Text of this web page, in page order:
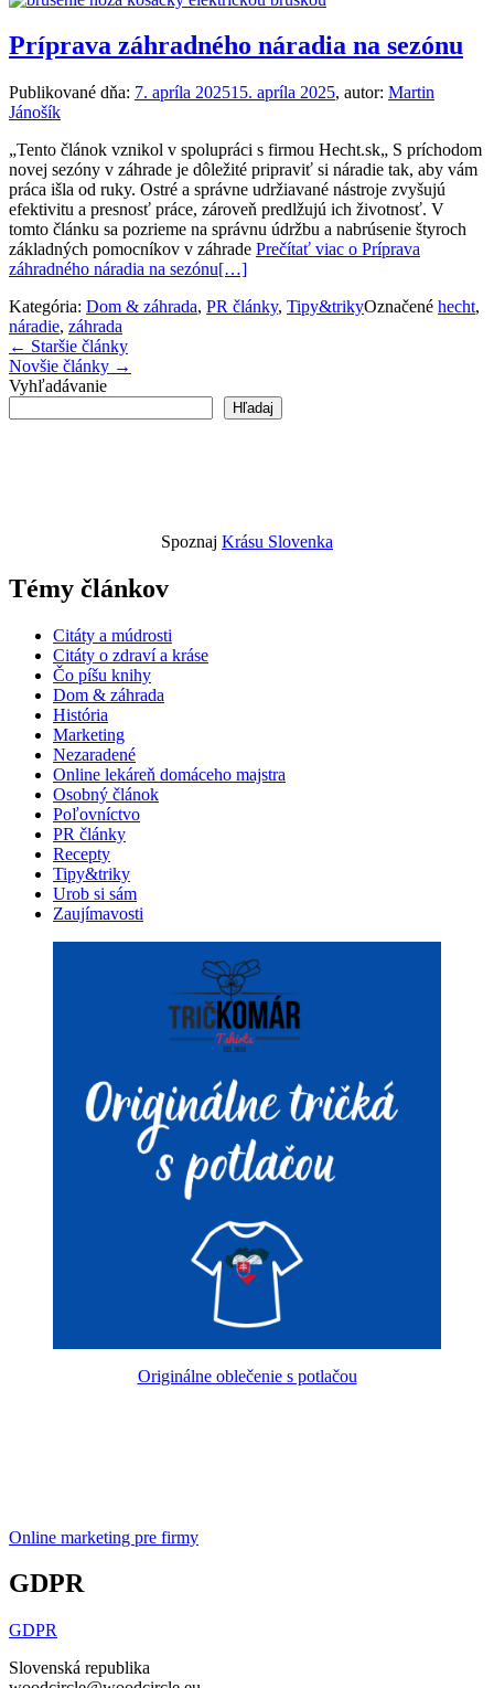
Príprava záhradného náradia na sezónu
Publikované dňa: 7. apríla 202515. apríla 2025, autor: Martin
Jánošík
„Tento článok vznikol v spolupráci s firmou Hecht.sk„ S príchodom
novej sezóny v záhrade je dôležité pripraviť si náradie tak, aby vám
práca išla od ruky. Ostré a správne udržiavané nástroje zvyšujú
efektivitu a presnosť práce, zároveň predlžujú ich životnosť. V
tomto článku sa pozrieme na správnu údržbu a nabrúsenie štyroch
základných pomocníkov v záhrade Prečítať viac o Príprava
záhradného náradia na sezónu[…]
Kategória: Dom & záhrada, PR články, Tipy&trikyOznačené hecht,
náradie, záhrada
Navigácia
v
← Staršie články
Novšie články →
Vyhľadávanie
Hľadaj
Spoznaj Krásu Slovenka
Témy článkov
Citáty a múdrosti
Citáty o zdraví a kráse
Čo píšu knihy
Dom & záhrada
História
Marketing
Nezaradené
Online lekáreň domáceho majstra
Osobný článok
Poľovníctvo
PR články
Recepty
Tipy&triky
Urob si sám
Zaujímavosti
Originálne oblečenie s potlačou
Online marketing pre firmy
GDPR
GDPR
Slovenská republika